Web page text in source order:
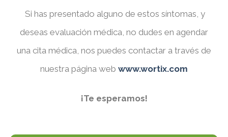
Si has presentado alguno de estos síntomas, y
deseas evaluación médica, no dudes en agendar
una cita médica, nos puedes contactar a través de
nuestra página web www.wortix.com
¡Te esperamos!